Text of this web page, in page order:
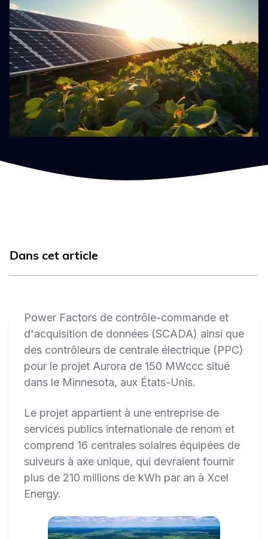
Dans cet article
Power Factors de contrôle-commande et
d'acquisition de données (SCADA) ainsi que
des contrôleurs de centrale électrique (PPC)
pour le projet Aurora de 150 MWccc situé
dans le Minnesota, aux États-Unis.
Le projet appartient à une entreprise de
services publics internationale de renom et
comprend 16 centrales solaires équipées de
suiveurs à axe unique, qui devraient fournir
plus de 210 millions de kWh par an à Xcel
Energy.